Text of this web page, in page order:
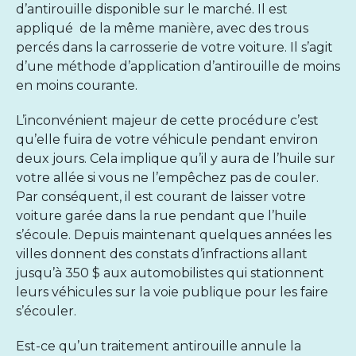
d’antirouille disponible sur le marché. Il est
appliqué de la même manière, avec des trous
percés dans la carrosserie de votre voiture. Il s’agit
d’une méthode d’application d’antirouille de moins
en moins courante.
L’inconvénient majeur de cette procédure c’est
qu’elle fuira de votre véhicule pendant environ
deux jours. Cela implique qu’il y aura de l’huile sur
votre allée si vous ne l’empêchez pas de couler.
Par conséquent, il est courant de laisser votre
voiture garée dans la rue pendant que l’huile
s’écoule. Depuis maintenant quelques années les
villes donnent des constats d’infractions allant
jusqu’à 350 $ aux automobilistes qui stationnent
leurs véhicules sur la voie publique pour les faire
s’écouler.
Est-ce qu’un traitement antirouille annule la